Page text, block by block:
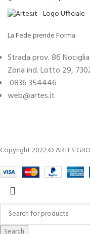
La Fede prende Forma
Strada prov. 86
Zona ind. Lotto 29,
0836 354446
web@artes.it
Copyright 2022 © ARTES
Search